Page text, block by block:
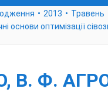
2013
Травень
основи оптимізації
В. Ф.